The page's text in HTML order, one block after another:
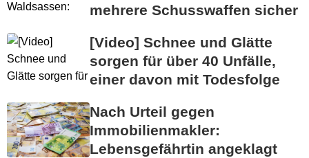
mehrere Schusswaffen sicher
[Video] Schnee und Glätte
sorgen für über 40 Unfälle,
einer davon mit Todesfolge
Nach Urteil gegen
Immobilienmakler:
Lebensgefährtin angeklagt